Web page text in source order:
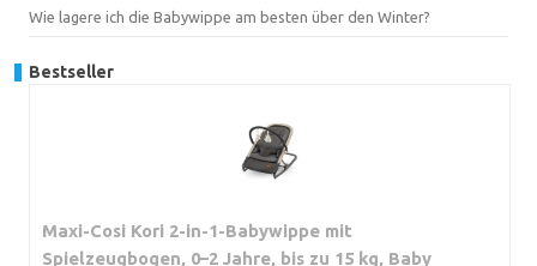
Wie lagere ich die Babywippe am besten über den Winter?
Bestseller
Maxi-Cosi Kori 2-in-1-Babywippe mit
Spielzeugbogen, 0–2 Jahre, bis zu 15 kg, Baby